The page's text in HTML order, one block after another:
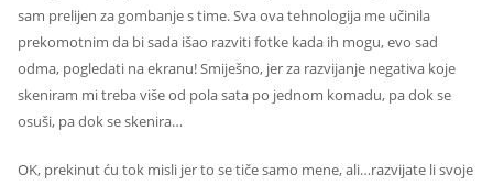
sam prelijen za gombanje s time. Sva ova tehnologija me učinila
prekomotnim da bi sada išao razviti fotke kada ih mogu, evo sad
odma, pogledati na ekranu! Smiješno, jer za razvijanje negativa koje
skeniram mi treba više od pola sata po jednom komadu, pa dok se
osuši, pa dok se skenira…
OK, prekinut ću tok misli jer to se tiče samo mene, ali…razvijate li svoje